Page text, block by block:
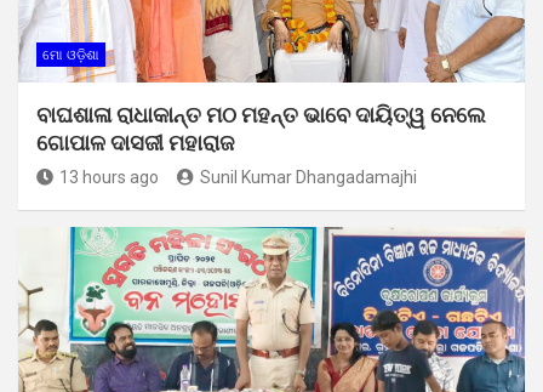
ମୋ ଓଡ଼ିଶା
ବାଘଶାଳା ରାଧାକାନ୍ତ ମଠ ମହନ୍ତ ଭାବେ ଦାୟିତ୍ୱ ନେଲେ
ଗୋପାଳ ଦାସଜୀ ମହାରାଜ
13 hours ago Sunil Kumar Dhangadamajhi